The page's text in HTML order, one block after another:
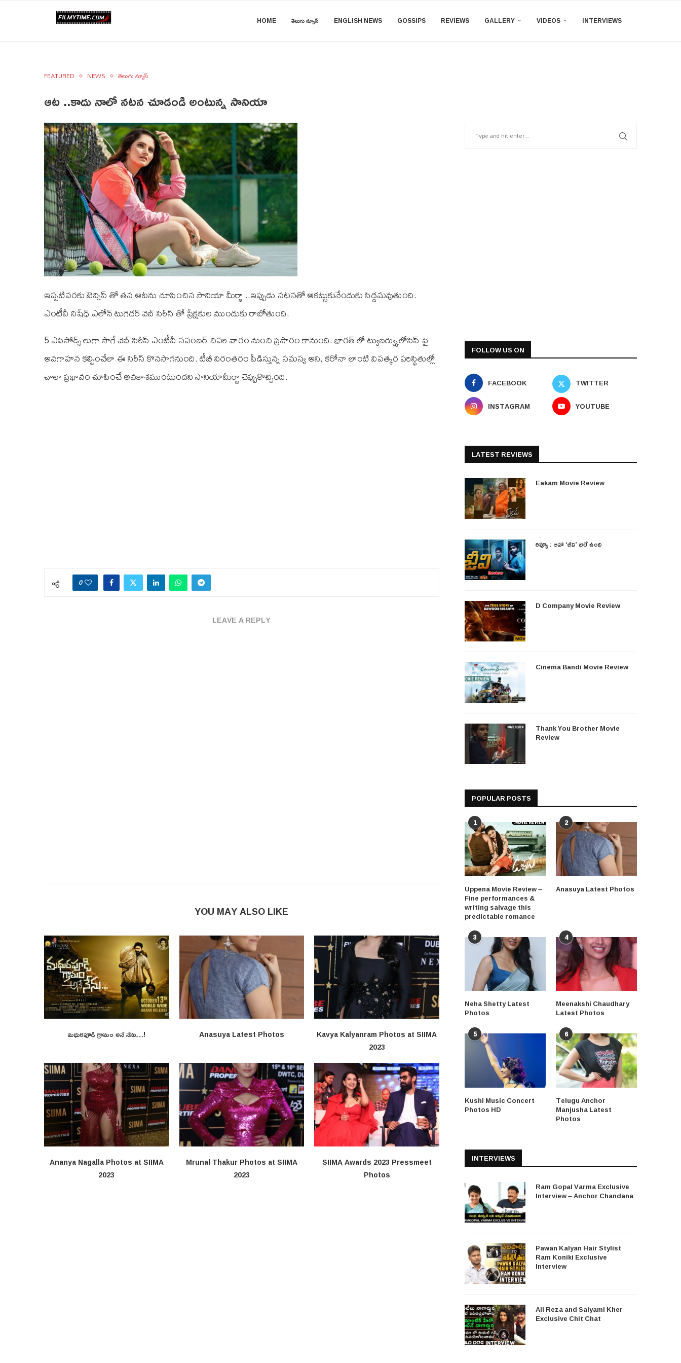
HOME తెలుగు న్యూస్ ENGLISH NEWS GOSSIPS REVIEWS GALLERY VIDEOS INTERVIEWS
FEATURED NEWS తెలుగు న్యూస్
ఆట ..కాదు నాలో నటన చూడండి అంటున్న సానియా
ఇప్పటివరకు టెన్నిస్ తో తన ఆటను చూపించిన సానియా మీర్జా ..ఇప్పుడు న‌ట‌న‌తో ఆక‌ట్టుకునేందుకు సిద్ద‌మ‌వుతుంది.
ఎంటీవీ నిషేధ్ ఎలోన్ టుగెద‌ర్ వెబ్ సిరీస్ తో ప్రేక్షకుల ముందుకు రాబోతుంది.
5 ఎపిసోడ్స్ లుగా సాగే వెబ్ సిరీస్ ఎంటీవీ న‌వంబ‌ర్ చివ‌రి వారం నుంచి ప్ర‌సారం కానుంది. భార‌త్ లో ట్యుబ‌ర్య్కులోసిస్ పై
అవ‌గాహ‌న క‌ల్పించేలా ఈ సిరీస్ కొన‌సాగ‌నుంది. టీబీ నిరంత‌రం పీడిస్తున్న స‌మ‌స్య అని, క‌రోనా లాంటి విప‌త్క‌ర ప‌రిస్థితుల్లో
చాలా ప్ర‌భావం చూపించే అవ‌కాశ‌ముంటుంద‌ని సానియామీర్జా చెప్పుకొచ్చింది.
0
LEAVE A REPLY
YOU MAY ALSO LIKE
మధురపూడి గ్రామం అనే నేను…! Anasuya Latest Photos
Kavya Kalyanram Photos at SIIMA
2023
Ananya Nagalla Photos at SIIMA
2023
Mrunal Thakur Photos at SIIMA
2023
SIIMA Awards 2023 Pressmeet
Photos
FOLLOW US ON
FACEBOOK
TWITTER
INSTAGRAM
YOUTUBE
LATEST REVIEWS
Eakam Movie Review
రివ్యూ : ఆహా ‘జీవి’ భలే ఉంది
D Company Movie Review
Cinema Bandi Movie Review
Thank You Brother Movie
Review
POPULAR POSTS
1
Uppena Movie Review –
Fine performances &
writing salvage this
predictable romance
2
Anasuya Latest Photos
3
Neha Shetty Latest
Photos
4
Meenakshi Chaudhary
Latest Photos
5
Kushi Music Concert
Photos HD
6
Telugu Anchor
Manjusha Latest
Photos
INTERVIEWS
Ram Gopal Varma Exclusive
Interview – Anchor Chandana
Pawan Kalyan Hair Stylist
Ram Koniki Exclusive
Interview
Ali Reza and Saiyami Kher
Exclusive Chit Chat